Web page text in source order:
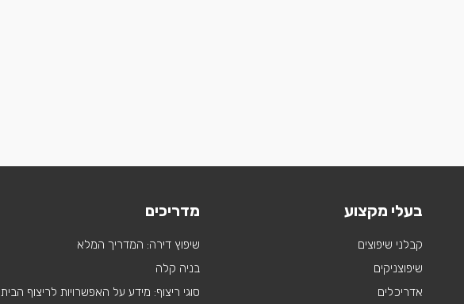
בעלי מקצוע
קבלני שיפוצים
שיפוצניקים
אדריכלים
מדריכים
שיפוץ דירה: המדריך המלא
בניה קלה
סוגי ריצוף: מידע על האפשרויות לריצוף הבית